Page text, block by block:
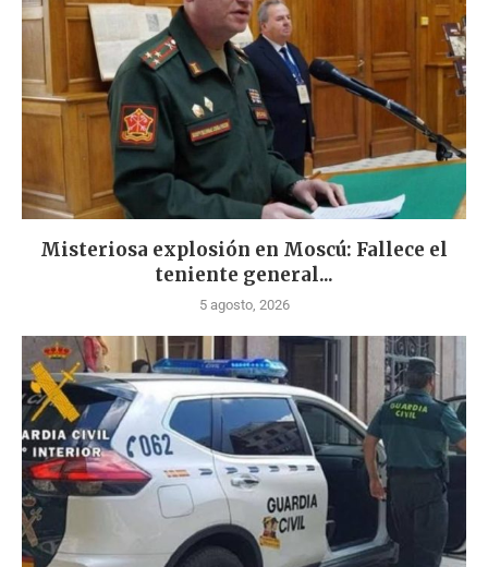
Misteriosa explosión en Moscú: Fallece el
teniente general...
5 agosto, 2026